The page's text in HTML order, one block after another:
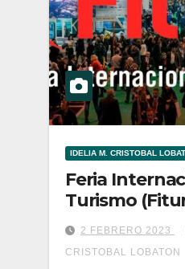
IDELIA M. CRISTOBAL
Feria
Turismo
2 FEBRERO 2023
CRISTOBAL LOBATON